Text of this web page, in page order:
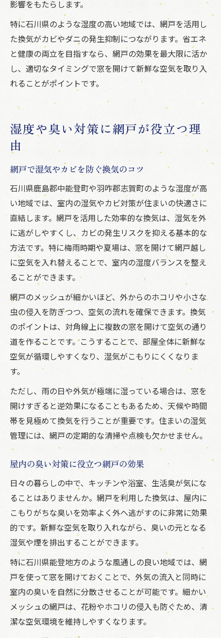
影響をもたらします。
特に石川県のような湿度の高い地域では、網戸を活用し
た換気がカビやダニの発生抑制につながります。省エネ
と健康の両立を目指すなら、網戸の効果を最大限に活か
し、適切なタイミングで窓を開けて新鮮な空気を取り入
れることがポイントです。
湿度や臭い対策に網戸が役立つ理
由
網戸で湿気やカビを防ぐ換気のコツ
石川県鹿島郡中能登町や羽咋郡志賀町のような湿度が高
い地域では、室内の湿気やカビ対策が住まいの快適さに
直結します。網戸を活用した効率的な換気は、湿気を外
に逃がしやすくし、カビの発生リスクを抑える基本的な
方法です。特に梅雨時期や夏場は、窓を開けて網戸越し
に空気を入れ替えることで、室内の湿度バランスを整え
ることができます。
網戸のメッシュが細かいほど、外からのホコリや小さな
虫の侵入を防ぎつつ、空気の流れを確保できます。換気
のポイントは、対角線上に複数の窓を開けて空気の通り
道を作ることです。こうすることで、部屋全体に新鮮な
空気が循環しやすくなり、湿気がこもりにくくなりま
す。
ただし、雨の日や外気が極端に湿っている場合は、窓を
開けすぎると逆効果になることもあるため、天候や時間
帯を見極めて換気を行うことが重要です。住まいの湿気
管理には、網戸の定期的な清掃や点検も欠かせません。
屋内の臭い対策に役立つ網戸の効果
日々の暮らしの中で、キッチンや浴室、生活臭が気にな
ることはありませんか。網戸を利用した換気は、屋内に
こもりがちな臭いを効率よく外へ逃がすのに非常に効果
的です。新鮮な空気を取り入れながら、臭いの元となる
湿気や煙を排出することができます。
特に石川県能登地方のような風通しの良い地域では、網
戸を使って窓を開けておくことで、外気の流入と同時に
室内の臭いを自然に分散させることが可能です。細かい
メッシュの網戸は、花粉やホコリの侵入も防ぐため、清
潔な空気環境を維持しやすくなります。